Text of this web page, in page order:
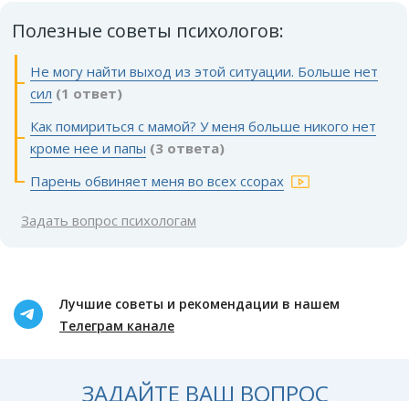
Полезные советы психологов:
Не могу найти выход из этой ситуации. Больше нет
сил (1 ответ)
Как помириться с мамой? У меня больше никого нет
кроме нее и папы (3 ответа)
Парень обвиняет меня во всех ссорах
Задать вопрос психологам
Лучшие советы и рекомендации в нашем
Телеграм канале
ЗАДАЙТЕ ВАШ ВОПРОС